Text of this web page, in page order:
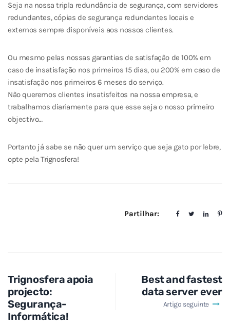
Seja na nossa tripla redundância de segurança, com servidores
redundantes, cópias de segurança redundantes locais e
externos sempre disponíveis aos nossos clientes.
Ou mesmo pelas nossas garantias de satisfação de 100% em
caso de insatisfação nos primeiros 15 dias, ou 200% em caso de
insatisfação nos primeiros 6 meses do serviço.
Não queremos clientes insatisfeitos na nossa empresa, e
trabalhamos diariamente para que esse seja o nosso primeiro
objectivo…
Portanto já sabe se não quer um serviço que seja gato por lebre,
opte pela Trignosfera!
Partilhar:
Trignosfera apoia
projecto:
Segurança-
Informática!
Best and fastest
data server ever
Artigo seguinte